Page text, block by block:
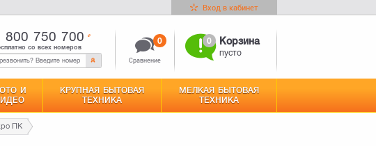
Вход в кабинет
800 750 700
со всех номеров
Сравнение
0 0 Корзина
пусто
И
КРУПНАЯ БЫТОВАЯ
ТЕХНИКА
МЕЛКАЯ БЫТОВАЯ
ТЕХНИКА
ПК